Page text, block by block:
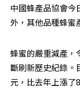
中國蜂產品協會今
外，其他品種蜂蜜
蜂蜜的嚴重減產，
斷刷新歷史紀錄。
元，比去年上漲了